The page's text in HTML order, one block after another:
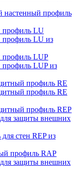
настенный профиль
профиль LU
профиль LU из
профиль LUP
LUP из
профиль RE
профиль RE
профиль REP
защиты внешних
стен REP из
профиль RAP
защиты внешних